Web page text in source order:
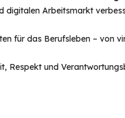
digitalen Arbeitsmarkt
für das Berufsleben – von
Respekt und